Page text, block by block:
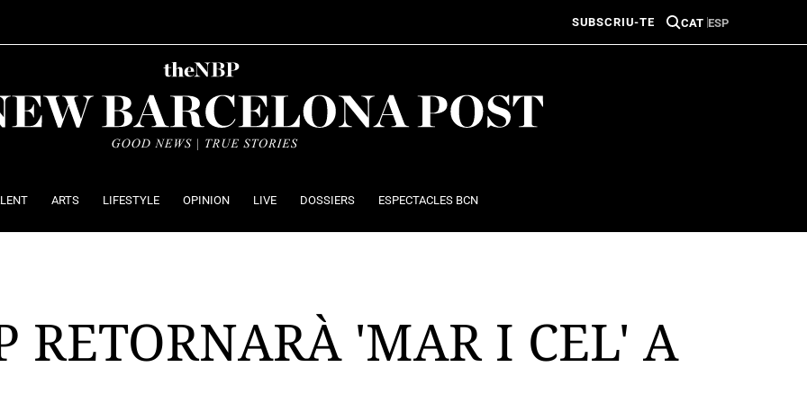
SUBSCRIU-TE CAT ESP
ARTS LIFESTYLE OPINION LIVE DOSSIERS ESPECTACLES BCN
RETORNARÀ 'MAR I CEL' A